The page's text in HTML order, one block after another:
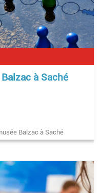
à Saché
Balzac à Saché